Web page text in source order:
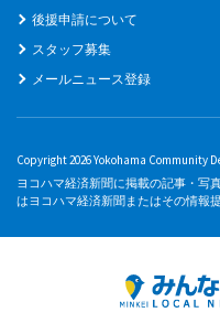
後援申請について
スタッフ募集
メールニュース登録
Copyright 2026 Yokohama Community
ヨコハマ経済新聞に掲載の記事・写
はヨコハマ経済新聞またはその情報